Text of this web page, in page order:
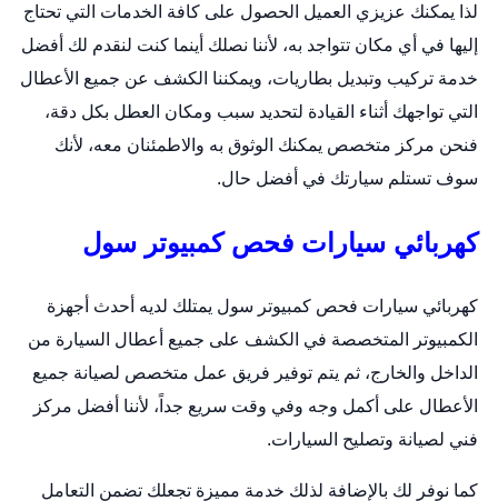
لذا يمكنك عزيزي العميل الحصول على كافة الخدمات التي تحتاج
إليها في أي مكان تتواجد به، لأننا نصلك أينما كنت لنقدم لك أفضل
خدمة تركيب وتبديل بطاريات، ويمكننا الكشف عن جميع الأعطال
التي تواجهك أثناء القيادة لتحديد سبب ومكان العطل بكل دقة،
فنحن مركز متخصص يمكنك الوثوق به والاطمئنان معه، لأنك
سوف تستلم سيارتك في أفضل حال.
كهربائي سيارات فحص كمبيوتر سول
كهربائي سيارات فحص كمبيوتر سول يمتلك لديه أحدث أجهزة
الكمبيوتر المتخصصة في الكشف على جميع أعطال السيارة من
الداخل والخارج، ثم يتم توفير فريق عمل متخصص لصيانة جميع
الأعطال على أكمل وجه وفي وقت سريع جداً، لأننا أفضل مركز
فني لصيانة وتصليح السيارات.
كما نوفر لك بالإضافة لذلك خدمة مميزة تجعلك تضمن التعامل